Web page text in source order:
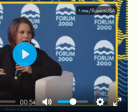
00:54
PLAY